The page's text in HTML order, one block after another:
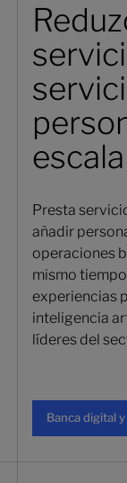
escala
Presta
añadir
operaciones
mismo
experiencias
inteligencia
líderes del
Banca digital